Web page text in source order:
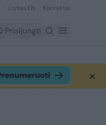
Lrytas EN Kontaktai
Prisijungti